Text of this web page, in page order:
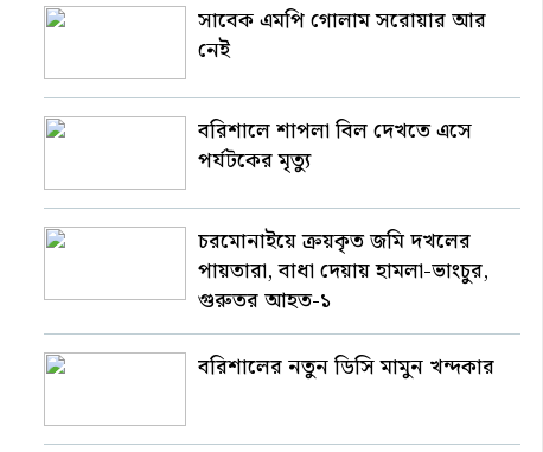
সাবেক এমপি গোলাম সরোয়ার আর
নেই
বরিশালে শাপলা বিল দেখতে এসে
পর্যটকের মৃত্যু
চরমোনাইয়ে ক্রয়কৃত জমি দখলের
পায়তারা, বাধা দেয়ায় হামলা-ভাংচুর,
গুরুতর আহত-১
বরিশালের নতুন ডিসি মামুন খন্দকার